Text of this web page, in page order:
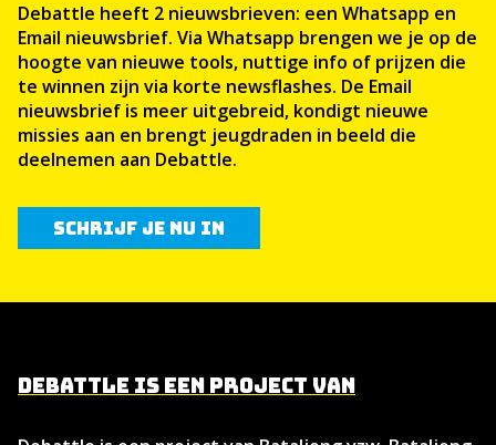
Debattle heeft 2 nieuwsbrieven: een Whatsapp en
Email nieuwsbrief. Via Whatsapp brengen we je op de
hoogte van nieuwe tools, nuttige info of prijzen die
te winnen zijn via korte newsflashes. De Email
nieuwsbrief is meer uitgebreid, kondigt nieuwe
missies aan en brengt jeugdraden in beeld die
deelnemen aan Debattle.
Schrijf je nu in
Debattle is een project van